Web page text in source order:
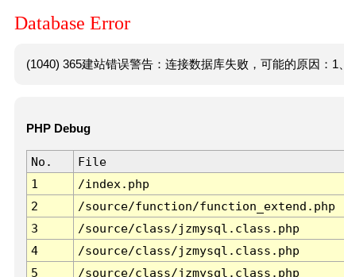
Database Error
(1040) 365建站错误警告：连接数据库失败，可能的原因：1
PHP Debug
No. File
1
/index.php
2
/source/function/function_extend.php
3
/source/class/jzmysql.class.php
4
/source/class/jzmysql.class.php
5
/source/class/jzmysql.class.php